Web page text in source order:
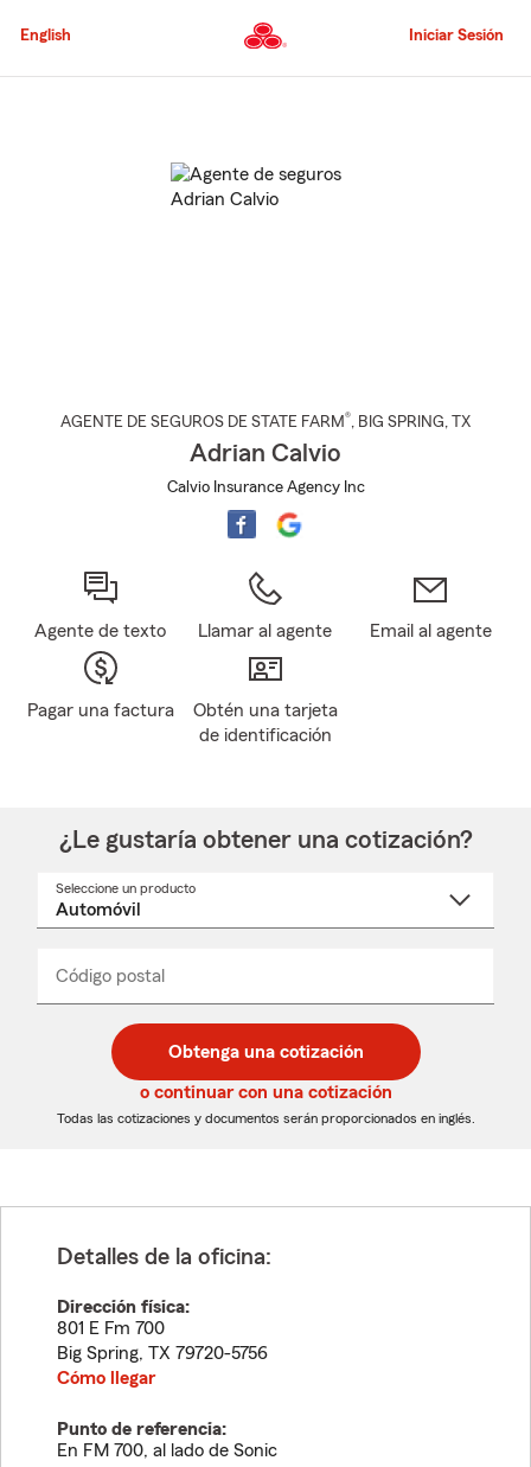
al
principal
English Iniciar Sesión
AGENTE DE SEGUROS DE STATE FARM®, BIG SPRING, TX
Adrian Calvio
Calvio Insurance Agency Inc
Agente de texto Llamar al agente Email al agente
Pagar una factura
Obtén una tarjeta
de identificación
¿Le gustaría obtener una cotización?
Seleccione un producto
desplegable
Código postal
de
5
dígitos
de
5
dígitos
_____
Obtenga una cotización
o continuar con una cotización
Todas las cotizaciones y documentos serán proporcionados en inglés.
Detalles de la oficina:
Dirección física:
801 E Fm 700
Big Spring, TX 79720-5756
Cómo llegar
Punto de referencia:
En FM 700, al lado de Sonic